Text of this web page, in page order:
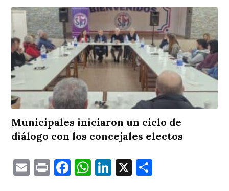
Municipales iniciaron un ciclo de
diálogo con los concejales electos
EmailPrintFacebook
WhatsApp
LinkedIn
X